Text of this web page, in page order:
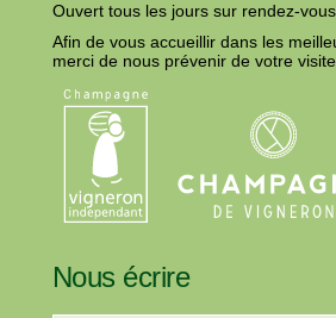
Ouvert tous les jours sur rendez-vous.
Afin de vous accueillir dans les
merci de nous prévenir de votre visite.
Nous écrire